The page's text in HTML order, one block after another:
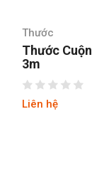
Thước
Thước
20m
Liên hệ